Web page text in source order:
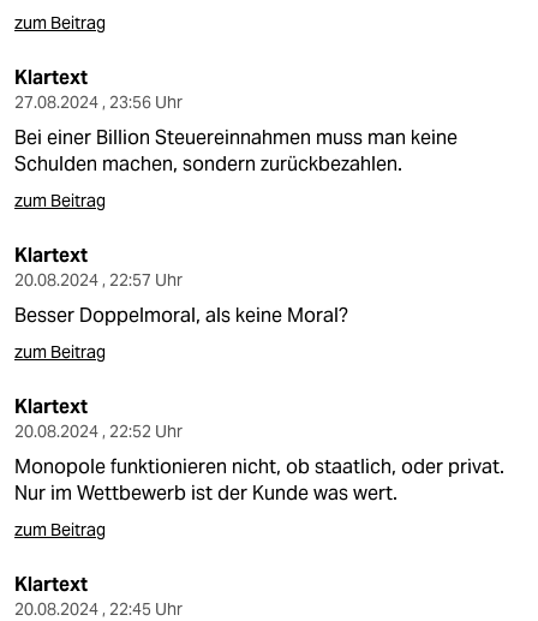
zum Beitrag
Klartext
27.08.2024 , 23:56 Uhr
Bei einer Billion Steuereinnahmen muss man keine
Schulden machen, sondern zurückbezahlen.
zum Beitrag
Klartext
20.08.2024 , 22:57 Uhr
Besser Doppelmoral, als keine Moral?
zum Beitrag
Klartext
20.08.2024 , 22:52 Uhr
Monopole funktionieren nicht, ob staatlich, oder privat.
Nur im Wettbewerb ist der Kunde was wert.
zum Beitrag
Klartext
20.08.2024 , 22:45 Uhr